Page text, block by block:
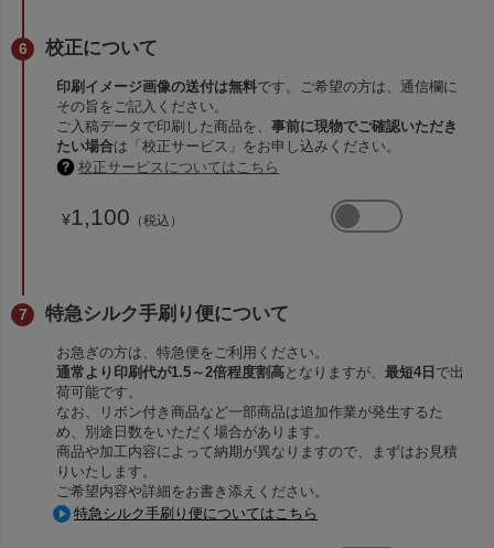
校正について
印刷イメージ画像の送付は無料です。ご希望の方は、通信欄に
その旨をご記入ください。
ご入稿データで印刷した商品を、事前に現物でご確認いただき
たい場合は「校正サービス」をお申し込みください。
校正サービスについてはこちら
¥1,100 （税込）
特急シルク手刷り便について
お急ぎの方は、特急便をご利用ください。
通常より印刷代が1.5～2倍程度割高となりますが、最短4日 で出
荷可能です。
なお、リボン付き商品など一部商品は追加作業が発生するた
め、別途日数をいただく場合があります。
商品や加工内容によって納期が異なりますので、まずはお見積
りいたします。
ご希望内容や詳細をお書き添えください。
特急シルク手刷り便についてはこちら